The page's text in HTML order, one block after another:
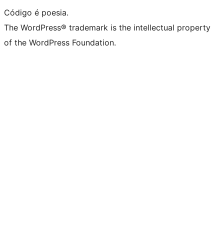
Código é poesia.
The WordPress® trademark is the intellectual property
of the WordPress Foundation.